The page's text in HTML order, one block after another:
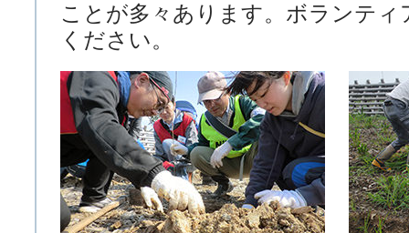
ことが多々あります。ボランテ
ください。